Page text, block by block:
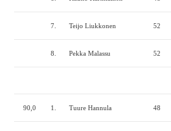
7. Teijo Liukkonen 52
8. Pekka Malassu 52
90,0 1. Tuure Hannula 48